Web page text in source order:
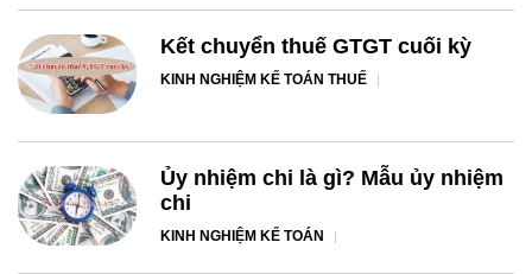
Kết chuyển thuế GTGT cuối kỳ
KINH NGHIỆM KẾ TOÁN THUẾ
Ủy nhiệm chi là gì? Mẫu ủy nhiệm
chi
KINH NGHIỆM KẾ TOÁN